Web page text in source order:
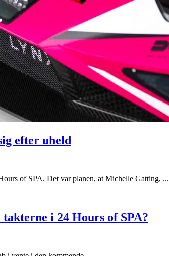
efter uheld
of SPA. Det var planen, at Michelle Gatting, ...
i 24 Hours of SPA?